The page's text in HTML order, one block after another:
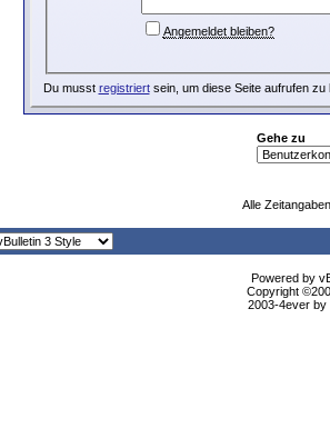
Angemeldet bleiben?
Du musst registriertsein, um diese Seite aufrufen zu
Gehe zu
Alle
Powered by
Copyright
2003-4ever by